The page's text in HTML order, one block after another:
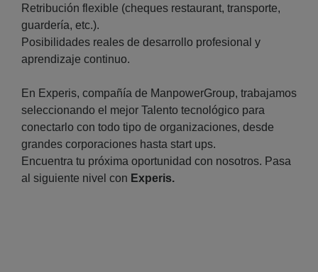
Retribución flexible (cheques restaurant, transporte,
guardería, etc.).
Posibilidades reales de desarrollo profesional y
aprendizaje continuo.
En Experis, compañía de ManpowerGroup, trabajamos
seleccionando el mejor Talento tecnológico para
conectarlo con todo tipo de organizaciones, desde
grandes corporaciones hasta start ups.
Encuentra tu próxima oportunidad con nosotros. Pasa
al siguiente nivel con Experis.